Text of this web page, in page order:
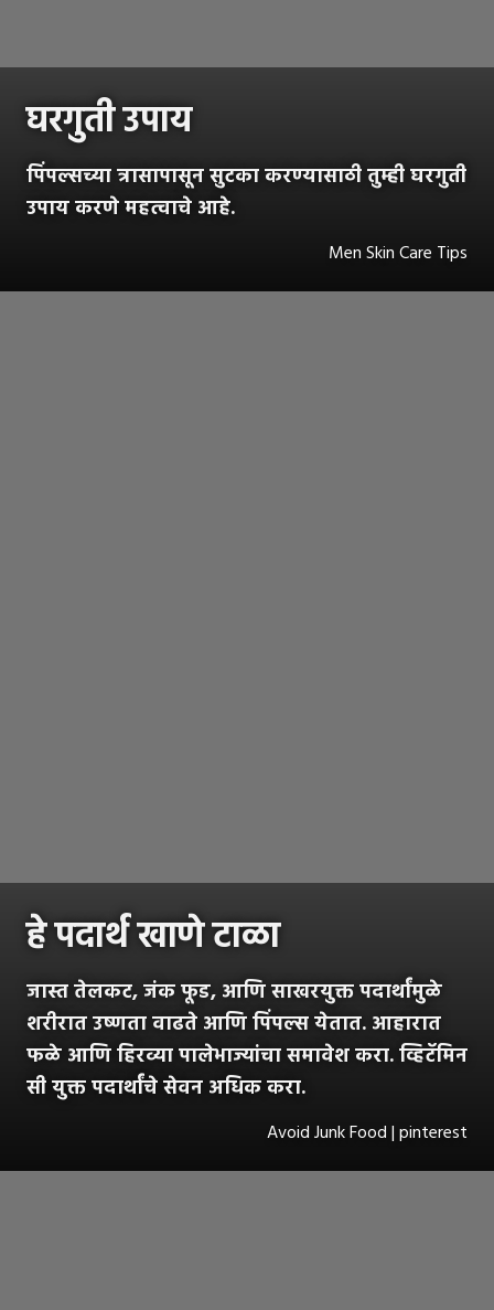
घरगुती उपाय
पिंपल्सच्या त्रासापासून सुटका करण्यासाठी तुम्ही घरगुती
उपाय करणे महत्वाचे आहे.
Men Skin Care Tips
हे पदार्थ खाणे टाळा
जास्त तेलकट, जंक फूड, आणि साखरयुक्त पदार्थांमुळे
शरीरात उष्णता वाढते आणि पिंपल्स येतात. आहारात
फळे आणि हिरव्या पालेभाज्यांचा समावेश करा. व्हिटॅमिन
सी युक्त पदार्थांचे सेवन अधिक करा.
Avoid Junk Food | pinterest